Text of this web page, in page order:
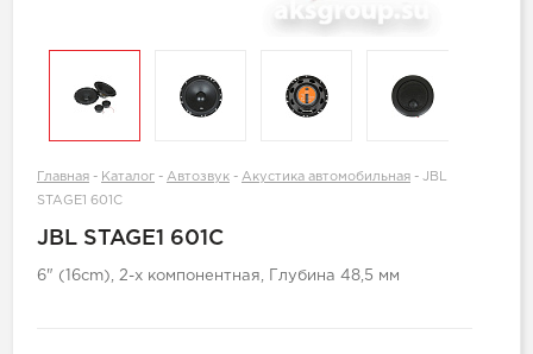
Главная - Каталог - Автозвук - Акустика автомобильная - JBL
STAGE1 601C
JBL STAGE1 601C
6" (16cm), 2-х компонентная, Глубина 48,5 мм